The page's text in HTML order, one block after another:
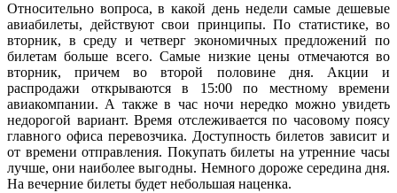
Относительно вопроса, в какой день недели самые дешевые
авиабилеты, действуют свои принципы. По статистике, во
вторник, в среду и четверг экономичных предложений по
билетам больше всего. Самые низкие цены отмечаются во
вторник, причем во второй половине дня. Акции и
распродажи открываются в 15:00 по местному времени
авиакомпании. А также в час ночи нередко можно увидеть
недорогой вариант. Время отслеживается по часовому поясу
главного офиса перевозчика. Доступность билетов зависит и
от времени отправления. Покупать билеты на утренние часы
лучше, они наиболее выгодны. Немного дороже середина дня.
На вечерние билеты будет небольшая наценка.